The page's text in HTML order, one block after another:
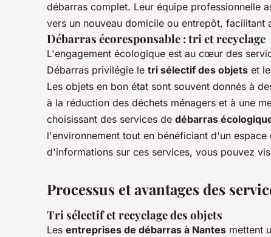
débarras complet. Leur équipe professionnelle
vers un nouveau domicile ou entrepôt, facilitant
Débarras écoresponsable : tri et recyclage
L'engagement écologique est au cœur des
Débarras privilégie le tri sélectif des objets et le
Les objets en bon état sont souvent donnés à
à la réduction des déchets ménagers et à une
choisissant des services de débarras
l'environnement tout en bénéficiant d'un
d'informations sur ces services, vous pouvez
Processus et avantages des
Tri sélectif et recyclage des objets
Les entreprises de débarras à Nantes mettent